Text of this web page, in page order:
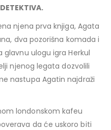
njena prva knjiga, Agata
dva pozorišna komada i
ulogu igra Herkul
njenog legata dozvolili
nastupa Agatin najdraži
londonskom kafeu
da će uskoro biti